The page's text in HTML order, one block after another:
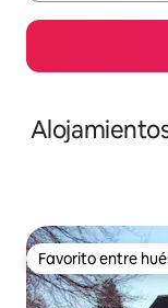
Favorito entre
Favorito entre